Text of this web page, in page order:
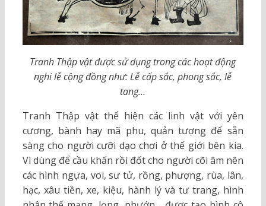
Tranh Thập vật được sử dụng trong các hoạt động
nghi lễ cộng đồng như: Lễ cấp sắc, phong sắc, lễ
tang…
Tranh Thập vật thể hiện các linh vật với yên
cương, bành hay mã phu, quản tượng để sẵn
sàng cho người cưỡi dạo chơi ở thế giới bên kia.
Vì dùng để cầu khấn rồi đốt cho người cõi âm nên
các hình ngựa, voi, sư tử, rồng, phượng, rùa, lân,
hạc, xâu tiền, xe, kiệu, hành lý và tư trang, hình